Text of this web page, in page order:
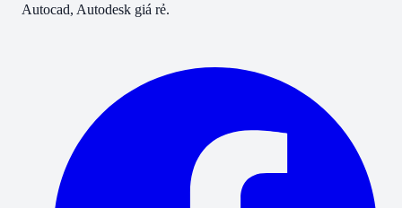
Autocad, Autodesk giá rẻ.